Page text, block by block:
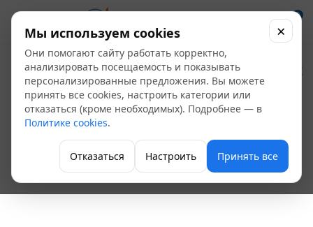
0
Клапан
электромагнитный
Ду 15 EV220B
032U7117
Клапан запорный
Мы используем cookies
Они помогают сайту работать корректно,
анализировать посещаемость и показывать
персонализированные предложения. Вы можете
принять все cookies, настроить категории или
отказаться (кроме необходимых). Подробнее — в
Политике cookies.
Отказаться Настроить Принять все
×